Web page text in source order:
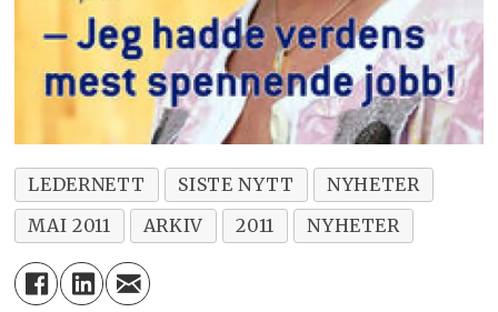
LEDERNETT SISTE NYTT
NYHETER
MAI 2011
ARKIV 2011 NYHETER